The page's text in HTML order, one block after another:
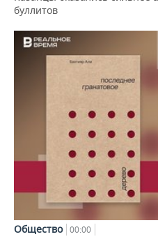
буллитов
Общество 00:00